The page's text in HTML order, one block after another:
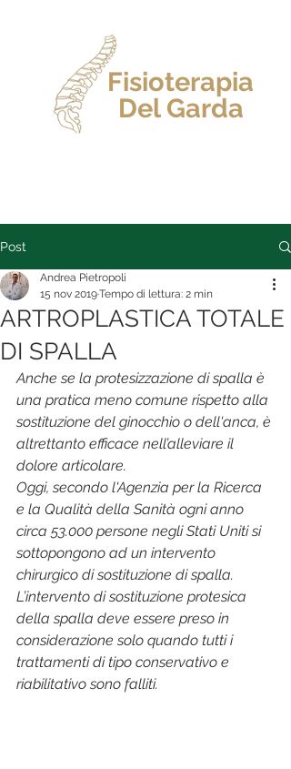
Fisioterapia
Del Garda
Post
ARTROPLASTICA TOTALE
DI SPALLA
Andrea Pietropoli
15 nov 2019Tempo di lettura: 2 min
Anche se la protesizzazione di spalla è
una pratica meno comune rispetto alla
sostituzione del ginocchio o dell'anca, è
altrettanto efficace nell’alleviare il
dolore articolare.
Oggi, secondo l'Agenzia per la Ricerca
e la Qualità della Sanità ogni anno
circa 53.000 persone negli Stati Uniti si
sottopongono ad un intervento
chirurgico di sostituzione di spalla.
L’intervento di sostituzione protesica
della spalla deve essere preso in
considerazione solo quando tutti i
trattamenti di tipo conservativo e
riabilitativo sono falliti.